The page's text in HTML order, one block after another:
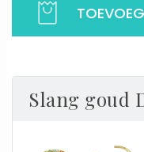
metSlang goud